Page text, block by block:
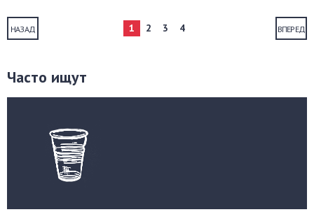
НАЗАД ВПЕРЕД
1 2 3 4
Часто ищут